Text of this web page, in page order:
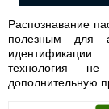
Распознавание
полезным для
технология
дополнительную